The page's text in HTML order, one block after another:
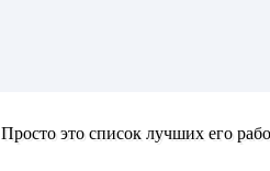
Просто это список лучших его